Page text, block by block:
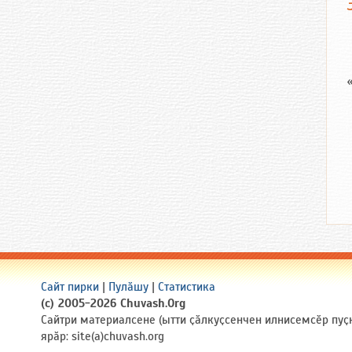
Сайт пирки | Пулӑшу | Статистика
(c) 2005-2026 Chuvash.Org
Сайтри материалсене (ытти ҫӑлкуҫсенчен илнисемсӗр
ярӑр: site(a)chuvash.org